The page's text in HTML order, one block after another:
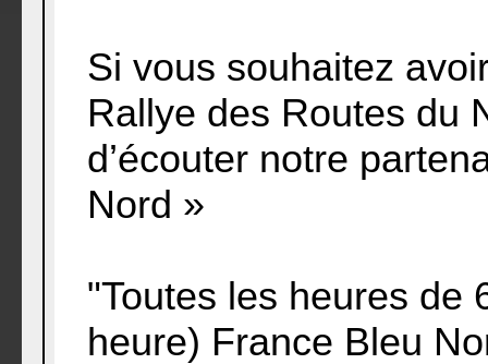
Si vous souhaitez
Rallye des Routes du
d’écouter notre
Nord »
"Toutes les heures de
heure) France Bleu